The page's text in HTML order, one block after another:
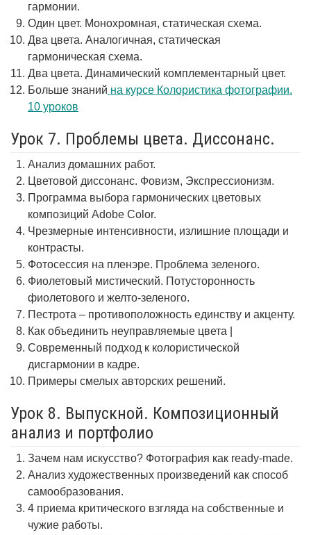
гармонии.
Один цвет. Монохромная, статическая схема.
Два цвета. Аналогичная, статическая
гармоническая схема.
Два цвета. Динамический комплементарный цвет.
Больше знаний на курсе Колористика фотографии.
10 уроков
Урок 7. Проблемы цвета. Диссонанс.
Анализ домашних работ.
Цветовой диссонанс. Фовизм, Экспрессионизм.
Программа выбора гармонических цветовых
композиций Adobe Color.
Чрезмерные интенсивности, излишние площади и
контрасты.
Фотосессия на пленэре. Проблема зеленого.
Фиолетовый мистический. Потусторонность
фиолетового и желто-зеленого.
Пестрота – противоположность единству и акценту.
Как объединить неуправляемые цвета |
Современный подход к колористической
дисгармонии в кадре.
Примеры смелых авторских решений.
Урок 8. Выпускной. Композиционный
анализ и портфолио
Зачем нам искусство? Фотография как ready-made.
Анализ художественных произведений как способ
самообразования.
4 приема критического взгляда на собственные и
чужие работы.